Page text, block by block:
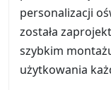
personalizacji
została
szybkim
użytkowania